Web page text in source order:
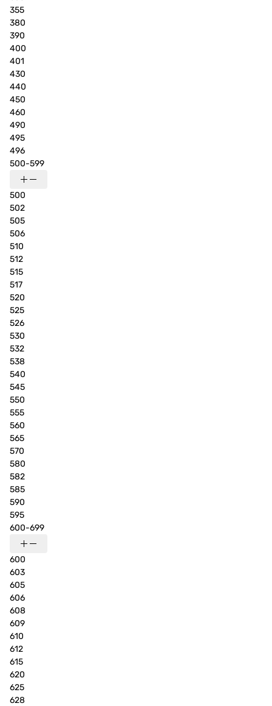
355
380
390
400
401
430
440
450
460
490
495
496
500-599
500
502
505
506
510
512
515
517
520
525
526
530
532
538
540
545
550
555
560
565
570
580
582
585
590
595
600-699
600
603
605
606
608
609
610
612
615
620
625
628